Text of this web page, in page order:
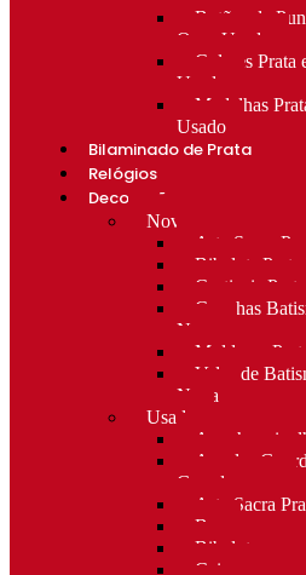
Botões de
Ouro Usado
Colares Prata
Usado
Medalhas
Usado
Bilaminado de Prata
Relógios
Decoração
Novo
Arte Sacra
Bibelots Prata
Castiçais Prata
Conchas
Nova
Molduras
Velas de
Nova
Usado
Apanha
Argolas
Guardanapos
Arte Sacra
Bar
Bibelots
Caixas